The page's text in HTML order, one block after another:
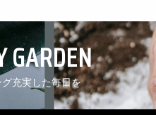
GARDEN
充実した毎日を